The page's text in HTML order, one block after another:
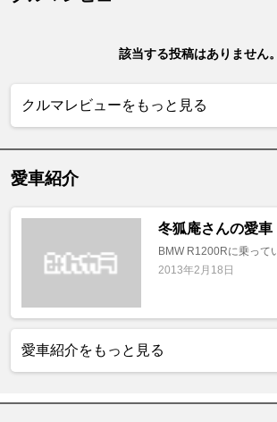
該当する投稿はありません。
クルマレビューをもっと見る
愛車紹介
冬狐庵さんの愛車
BMW R1200Rに乗って
2013年2月18日
愛車紹介をもっと見る